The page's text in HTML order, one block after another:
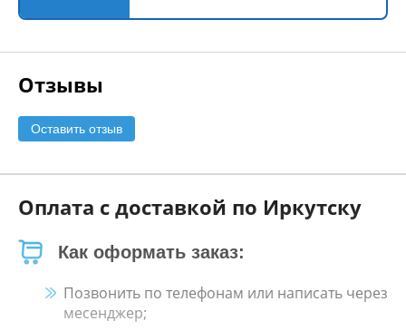
Отзывы
Оставить отзыв
Оплата с доставкой по Иркутску
Как оформать заказ:
Позвонить по телефонам или написать через
месенджер;